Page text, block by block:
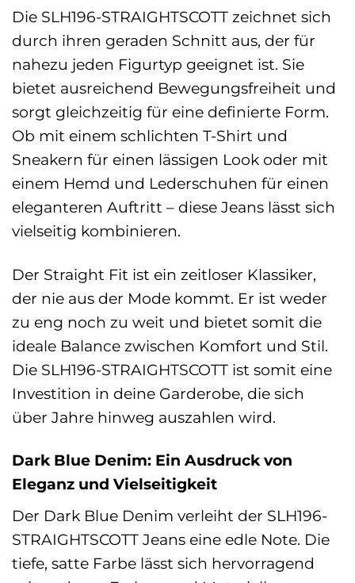
Die SLH196-STRAIGHTSCOTT zeichnet sich
durch ihren geraden Schnitt aus, der für
nahezu jeden Figurtyp geeignet ist. Sie
bietet ausreichend Bewegungsfreiheit und
sorgt gleichzeitig für eine definierte Form.
Ob mit einem schlichten T-Shirt und
Sneakern für einen lässigen Look oder mit
einem Hemd und Lederschuhen für einen
eleganteren Auftritt – diese Jeans lässt sich
vielseitig kombinieren.
Der Straight Fit ist ein zeitloser Klassiker,
der nie aus der Mode kommt. Er ist weder
zu eng noch zu weit und bietet somit die
ideale Balance zwischen Komfort und Stil.
Die SLH196-STRAIGHTSCOTT ist somit eine
Investition in deine Garderobe, die sich
über Jahre hinweg auszahlen wird.
Dark Blue Denim: Ein Ausdruck von
Eleganz und Vielseitigkeit
Der Dark Blue Denim verleiht der SLH196-
STRAIGHTSCOTT Jeans eine edle Note. Die
tiefe, satte Farbe lässt sich hervorragend